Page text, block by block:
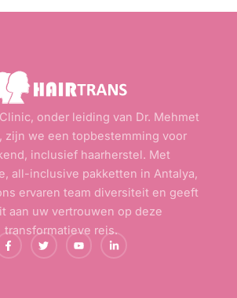
onder leiding van Dr. Mehmet
zijn we een topbestemming voor
inclusief haarherstel. Met
all-inclusive pakketten in Antalya,
ervaren team diversiteit en geeft
aan uw vertrouwen op deze
transformatieve reis.
F
a
c
T
w
i
Y
o
u
L
i
n